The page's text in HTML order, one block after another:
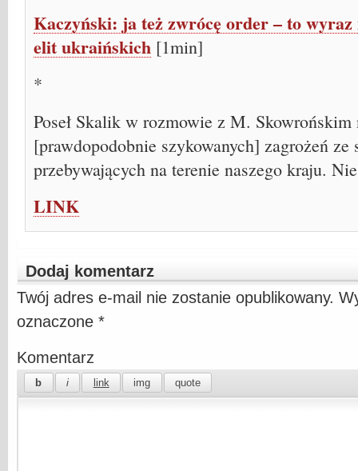
Kaczyński: ja też zwrócę order – to wyraz
elit ukraińskich [1min]
*
Poseł Skalik w rozmowie z M.
[prawdopodobnie szykowanych] zagrożeń
przebywających na terenie naszego kraju.
LINK
Dodaj komentarz
Twój adres e-mail nie zostanie opublikowany.
oznaczone *
Komentarz